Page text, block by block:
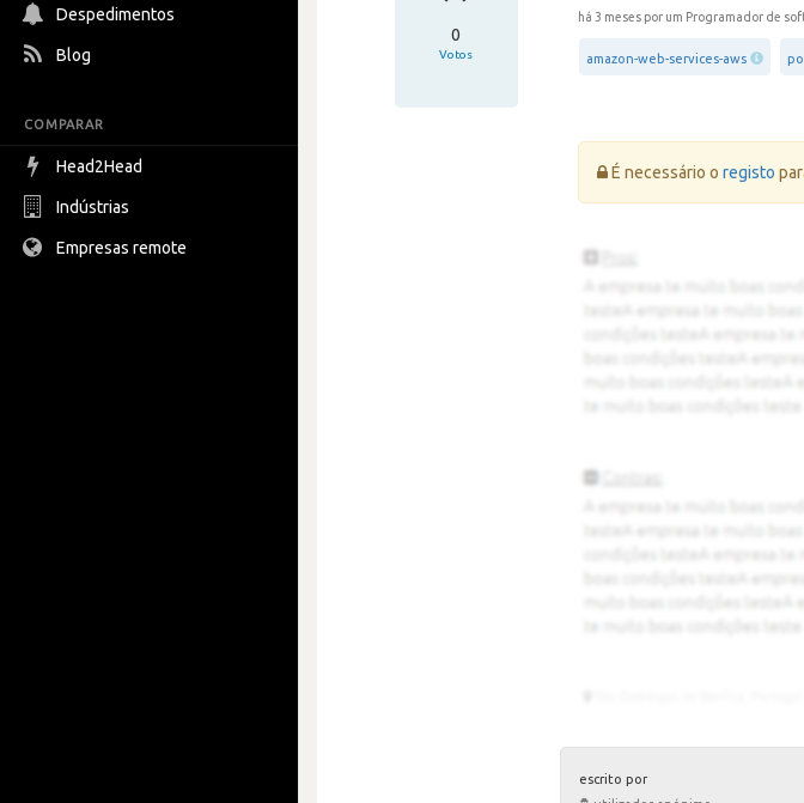
Despedimentos
Blog
COMPARAR
Head2Head
Indústrias
Empresas remote
0
Votos
há 3 meses por um Programador de
amazon-web-services-aws
Erro:
É necessário oregisto
escrito por